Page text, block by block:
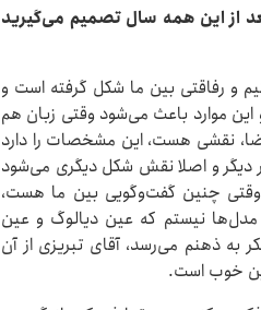
از این همه سال تصمیم می‌گیرید
و رفاقتی بین ما شکل گرفته است و
موارد باعث می‌شود وقتی زبان هم
نقشی هست، این مشخصات را دارد
دیگر و اصلا نقش شکل دیگری می‌شود
چنین گفت‌وگویی بین ما هست،
نیستم که عین دیالوگ و عین
ذهنم می‌رسد، آقای تبریزی از آن
خوب است.